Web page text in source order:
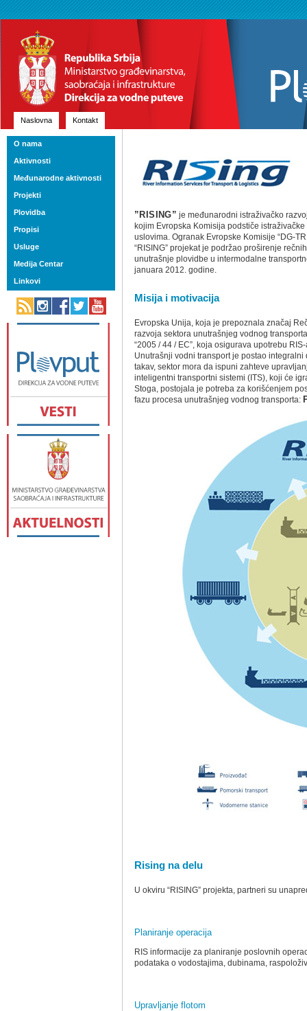
Naslovna Kontakt
”RISING” je međunarodni istraživačko
kojim Evropska Komisija podstiče
uslovima. Ogranak Evropske Komisije “DG-
“RISING” projekat je podržao proširenje
unutrašnje plovidbe u intermodalne
januara 2012. godine.
Misija i motivacija
Evropska Unija, koja je prepoznala značaj
razvoja sektora unutrašnjeg vodnog
“2005 / 44 / EC”, koja osigurava upotrebu
Unutrašnji vodni transport je postao
takav, sektor mora da ispuni zahteve
inteligentni transportni sistemi (ITS), koji će
Stoga, postojala je potreba za korišćenjem
fazu procesa unutrašnjeg vodnog transporta:
Rising na delu
U okviru “RISING” projekta, partneri su
Planiranje operacija
RIS informacije za planiranje poslovnih
podataka o vodostajima, dubinama,
Upravljanje flotom
O nama
Aktivnosti
Međunarodne aktivnosti
Projekti
Plovidba
Propisi
Usluge
Medija Centar
Linkovi